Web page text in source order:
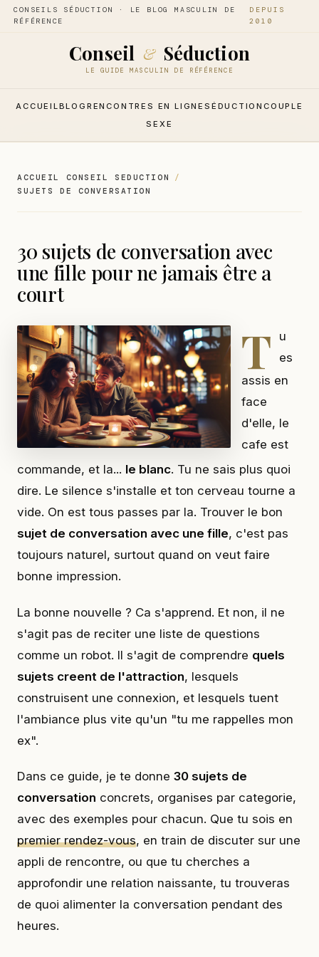
CONSEILS SÉDUCTION · LE BLOG MASCULIN DE
RÉFÉRENCE
DEPUIS
2010
Conseil & Séduction
LE GUIDE MASCULIN DE RÉFÉRENCE
ACCUEIL BLOG RENCONTRES EN LIGNE SÉDUCTIONCOUPLE
SEXE
ACCUEIL CONSEIL SEDUCTION
SUJETS DE CONVERSATION
30 sujets de conversation avec
une fille pour ne jamais être a
court
T
u
es
assis en
face
d'elle, le
cafe est
commande, et la... le blanc. Tu ne sais plus quoi
dire. Le silence s'installe et ton cerveau tourne a
vide. On est tous passes par la. Trouver le bon
sujet de conversation avec une fille, c'est pas
toujours naturel, surtout quand on veut faire
bonne impression.
La bonne nouvelle ? Ca s'apprend. Et non, il ne
s'agit pas de reciter une liste de questions
comme un robot. Il s'agit de comprendre quels
sujets creent de l'attraction, lesquels
construisent une connexion, et lesquels tuent
l'ambiance plus vite qu'un "tu me rappelles mon
ex".
Dans ce guide, je te donne 30 sujets de
conversation concrets, organises par categorie,
avec des exemples pour chacun. Que tu sois en
premier rendez-vous, en train de discuter sur une
appli de rencontre, ou que tu cherches a
approfondir une relation naissante, tu trouveras
de quoi alimenter la conversation pendant des
heures.